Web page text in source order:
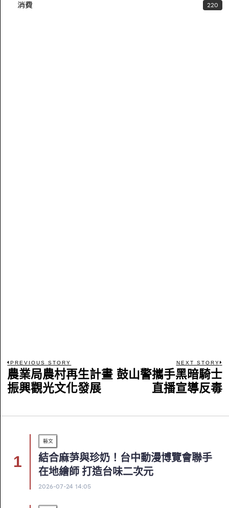
消費 220
PREVIOUS STORY
農業局農村再生計畫
振興觀光文化發展
NEXT STORY
鼓山警攜手黑暗騎士
直播宣導反毒
藝文
結合麻芛與珍奶！台中動漫博覽會聯手
在地繪師 打造台味二次元
2026-07-24 14:05